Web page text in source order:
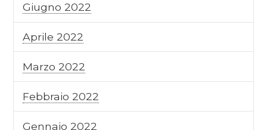
Giugno 2022
Aprile 2022
Marzo 2022
Febbraio 2022
Gennaio 2022